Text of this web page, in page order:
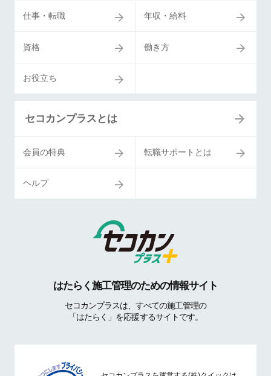
仕事・転職 年収・給料
資格 働き方
お役立ち
セコカンプラスとは
会員の特典 転職サポートとは
ヘルプ
はたらく施工管理のための情報サイト
セコカンプラスは、すべての施工管理の
「はたらく」を応援するサイトです。